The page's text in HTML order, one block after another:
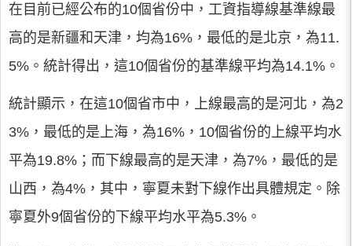
在目前已經公布的10個省份中，工資指導線基準線最
高的是新疆和天津，均為16%，最低的是北京，為11.
5%。統計得出，這10個省份的基準線平均為14.1%。
統計顯示，在這10個省市中，上線最高的是河北，為2
3%，最低的是上海，為16%，10個省份的上線平均水
平為19.8%；而下線最高的是天津，為7%，最低的是
山西，為4%，其中，寧夏未對下線作出具體規定。除
寧夏外9個省份的下線平均水平為5.3%。